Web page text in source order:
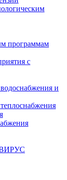
программам
с
и